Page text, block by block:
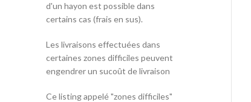
d'un hayon est possible dans
certains cas (frais en sus).
Les livraisons effectuées dans
certaines zones difficiles peuvent
engendrer un sucoût de livraison
Ce listing appelé "zones difficiles"